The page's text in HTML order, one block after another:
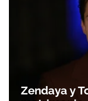
Zendaya y